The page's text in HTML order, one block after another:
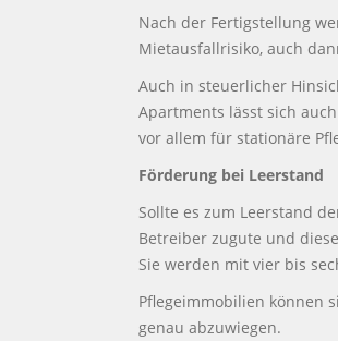
Nach der Fertigstellung
Mietausfallrisiko, auch
Auch in steuerlicher
Apartments lässt sich
vor allem für stationäre
Förderung bei Leerstand
Sollte es zum Leerstand
Betreiber zugute und
Sie werden mit vier bis
Pflegeimmobilien können
genau abzuwiegen.